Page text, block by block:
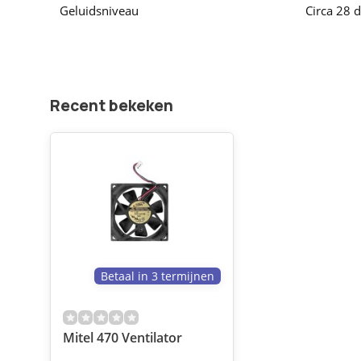
Geluidsniveau Circa 28
Recent bekeken
Betaal in 3 termijnen
Mitel 470 Ventilator